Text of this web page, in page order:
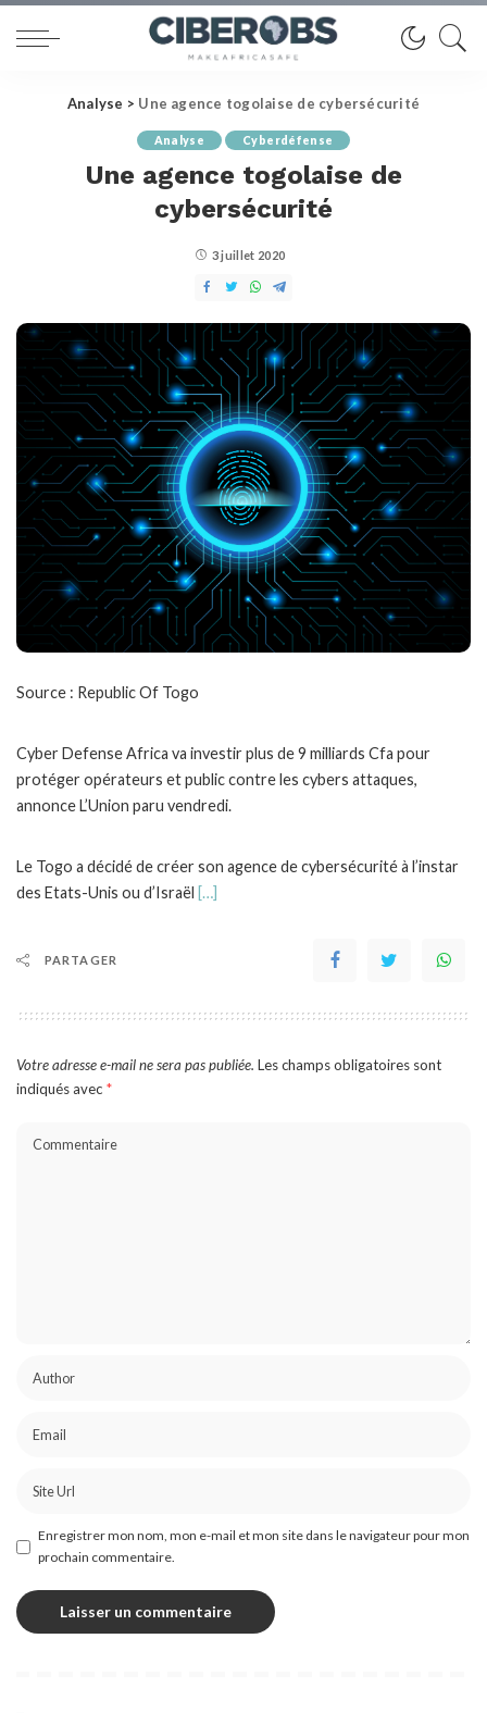
Analyse > Une agence togolaise de cybersécurité
Analyse Cyberdéfense
Une agence togolaise de
cybersécurité
3 juillet 2020
Source : Republic Of Togo
Cyber Defense Africa va investir plus de 9 milliards Cfa pour
protéger opérateurs et public contre les cybers attaques,
annonce L’Union paru vendredi.
Le Togo a décidé de créer son agence de cybersécurité à l’instar
des Etats-Unis ou d’Israël […]
PARTAGER
Votre adresse e-mail ne sera pas publiée. Les champs obligatoires sont
indiqués avec *
Enregistrer mon nom, mon e-mail et mon site dans le navigateur pour mon
prochain commentaire.